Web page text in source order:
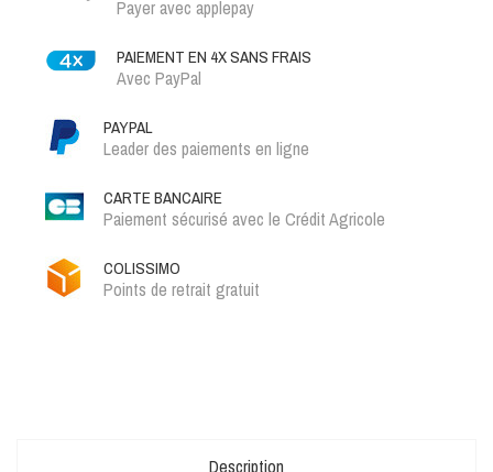
Payer avec applepay
PAIEMENT EN 4X SANS FRAIS
Avec PayPal
PAYPAL
Leader des paiements en ligne
CARTE BANCAIRE
Paiement sécurisé avec le Crédit Agricole
COLISSIMO
Points de retrait gratuit
Description